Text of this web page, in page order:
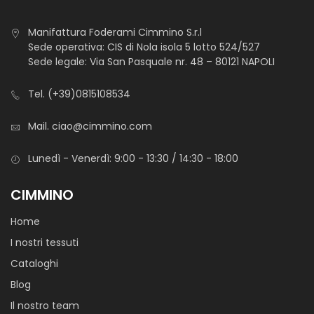
Lenzuolo 3006 Dolce Con Angolo 180×200
Lenzuolo in puro lino fine e leggero, si presenta con mano
elevata.
Manifattura Foderami Cimmino S.r.l
Sede operativa: CIS di Nola isola 5 lotto 524/527
Sede legale: Via San Pasquale nr. 48 – 80121 NAPOLI
Tel. (+39)0815108534
Mail. ciao@cimmino.com
Lunedì - Venerdì: 9:00 - 13:30 / 14:30 - 18:00
CIMMINO
Home
I nostri tessuti
Cataloghi
Blog
Il nostro team